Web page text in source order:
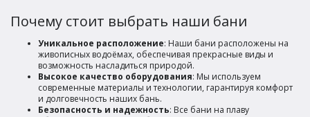
Почему стоит выбрать наши бани
Уникальное расположение: Наши бани расположены на
живописных водоёмах, обеспечивая прекрасные виды и
возможность насладиться природой.
Высокое качество оборудования: Мы используем
современные материалы и технологии, гарантируя комфорт
и долговечность наших бань.
Безопасность и надежность: Все бани на плаву